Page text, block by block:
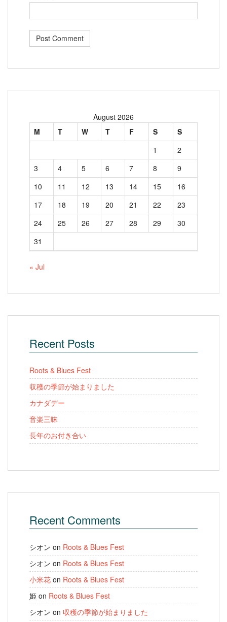
August 2026
M
T W T F S
S
1
2
3
4 5 6 7 8
9
10
11 12 13 14 15
16
17
18 19 20 21 22
23
24
25 26 27 28 29
30
31
« Jul
Recent Posts
Roots & Blues Fest
収穫の季節が始まりました
カナダデー
音楽三昧
長年のお付き合い
Recent Comments
シオン on Roots & Blues Fest
シオン on Roots & Blues Fest
小米花 on Roots & Blues Fest
姫 on Roots & Blues Fest
シオン on 収穫の季節が始まりました